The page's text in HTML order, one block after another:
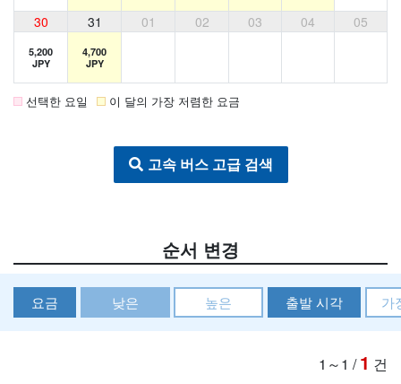
30 31 01 02 03 04 05
5,200
JPY
4,700
JPY
선택한 요일 이 달의 가장 저렴한 요금
고속 버스 고급 검색
순서 변경
요금 낮은 높은 출발 시각 가
1～1 /1 건